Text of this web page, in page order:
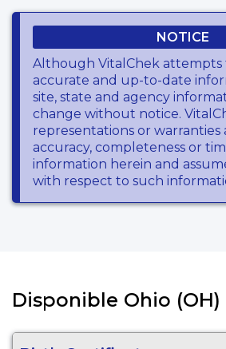
NOTICE
Although VitalChek attempts
accurate and up-to-date
site, state and agency
change without notice.
representations or warranties
accuracy, completeness or
information herein and
with respect to such
Disponible Ohio (OH)